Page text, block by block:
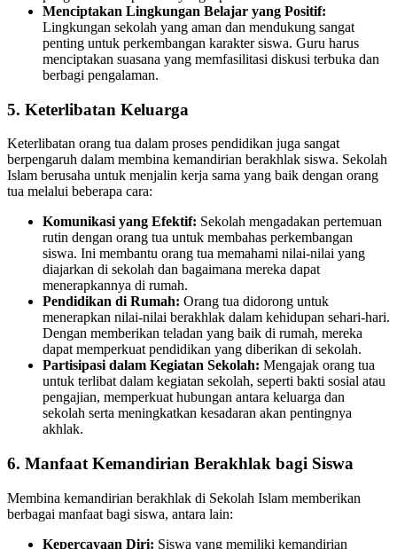
Menciptakan Lingkungan Belajar yang Positif:
Lingkungan sekolah yang aman dan mendukung sangat
penting untuk perkembangan karakter siswa. Guru harus
menciptakan suasana yang memfasilitasi diskusi terbuka dan
berbagi pengalaman.
5. Keterlibatan Keluarga
Keterlibatan orang tua dalam proses pendidikan juga sangat
berpengaruh dalam membina kemandirian berakhlak siswa. Sekolah
Islam berusaha untuk menjalin kerja sama yang baik dengan orang
tua melalui beberapa cara:
Komunikasi yang Efektif: Sekolah mengadakan pertemuan
rutin dengan orang tua untuk membahas perkembangan
siswa. Ini membantu orang tua memahami nilai-nilai yang
diajarkan di sekolah dan bagaimana mereka dapat
menerapkannya di rumah.
Pendidikan di Rumah: Orang tua didorong untuk
menerapkan nilai-nilai berakhlak dalam kehidupan sehari-hari.
Dengan memberikan teladan yang baik di rumah, mereka
dapat memperkuat pendidikan yang diberikan di sekolah.
Partisipasi dalam Kegiatan Sekolah: Mengajak orang tua
untuk terlibat dalam kegiatan sekolah, seperti bakti sosial atau
pengajian, memperkuat hubungan antara keluarga dan
sekolah serta meningkatkan kesadaran akan pentingnya
akhlak.
6. Manfaat Kemandirian Berakhlak bagi Siswa
Membina kemandirian berakhlak di Sekolah Islam memberikan
berbagai manfaat bagi siswa, antara lain:
Kepercayaan Diri: Siswa yang memiliki kemandirian